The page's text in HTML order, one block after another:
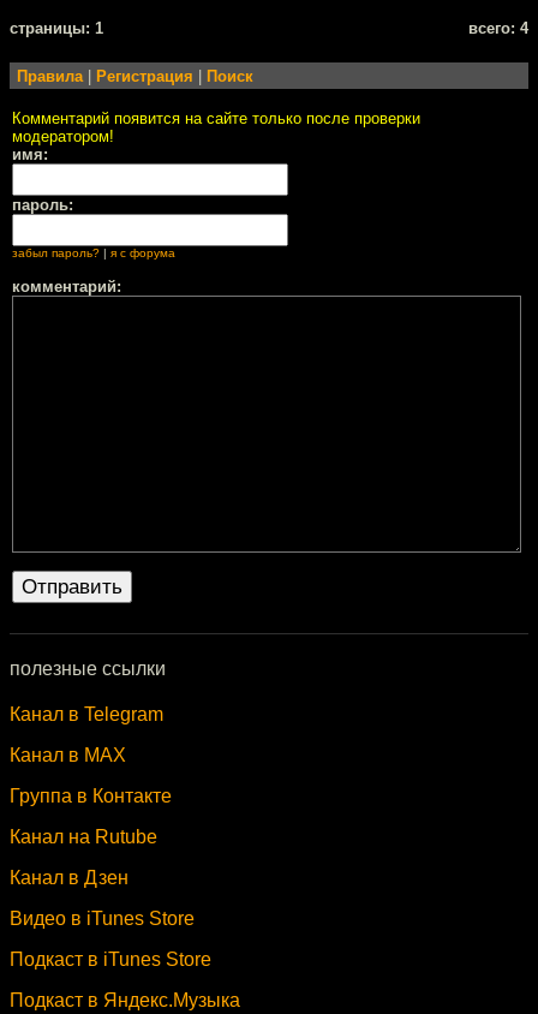
cтраницы: 1 всего: 4
Правила| Регистрация Поиск
Комментарий появится на сайте только после проверки
модератором!
имя:
пароль:
забыл пароль? | я с форума
комментарий:
полезные ссылки
Канал в Telegram
Канал в MAX
Группа в Контакте
Канал на Rutube
Канал в Дзен
Видео в iTunes Store
Подкаст в iTunes Store
Подкаст в Яндекс.Музыка